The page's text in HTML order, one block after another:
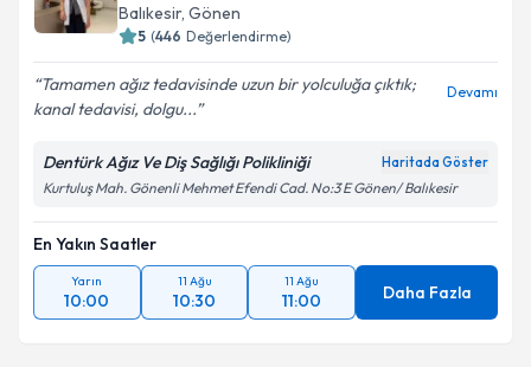
Balıkesir, Gönen
5 (446 Değerlendirme)
Tamamen ağız tedavisinde uzun bir yolculuğa çıktık;
kanal tedavisi, dolgu...
Devamı
Dentürk Ağız Ve Diş Sağlığı Polikliniği Haritada Göster
Kurtuluş Mah. Gönenli Mehmet Efendi Cad. No:3 E Gönen/ Balıkesir
En Yakın Saatler
Yarın
10:00
11 Ağu
10:30
11 Ağu
11:00 Daha Fazla